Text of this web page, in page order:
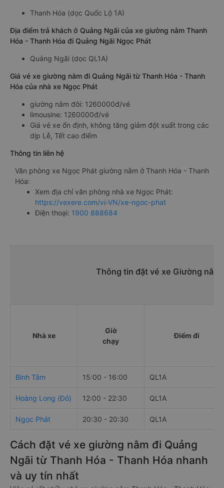
Thanh Hóa (dọc Quốc Lộ 1A)
Địa điểm trả khách ở Quảng Ngãi của xe giường nằm Thanh
Hóa - Thanh Hóa đi Quảng Ngãi Ngọc Phát
Quảng Ngãi (dọc QL1A)
Giá vé xe giường nằm đi Quảng Ngãi từ Thanh Hóa - Thanh
Hóa của nhà xe Ngọc Phát
giường nằm đôi: 1260000đ/vé
limousine: 1260000đ/vé
Giá vé xe ổn định, không tăng giảm đột xuất trong các
dịp Lễ, Tết cao điểm
Thông tin liên hệ
Văn phòng xe Ngọc Phát giường nằm ở Thanh Hóa - Thanh
Hóa:
Xem địa chỉ văn phòng nhà xe Ngọc Phát:
https://vexere.com/vi-VN/xe-ngoc-phat
Điện thoại: 1900 888684
Thông tin đặt vé xe Giường nằm
Nhà xe
Giờ
chạy
Điểm đi
Bình Tâm 15:00 - 16:00 QL1A
Hoàng Long (Đỏ) 12:00 - 22:30 QL1A
Ngọc Phát 20:30 - 20:30 QL1A
Cách đặt vé xe giường nằm đi Quảng
Ngãi từ Thanh Hóa - Thanh Hóa nhanh
và uy tín nhất